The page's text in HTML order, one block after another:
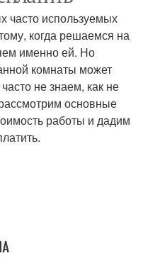
часто используемых
когда решаемся на
именно ей. Но
комнаты может
не знаем, как не
основные
работы и дадим